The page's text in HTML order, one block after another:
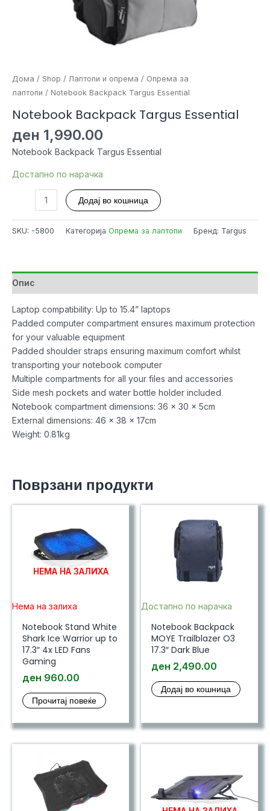
Дома / Shop / Лаптопи и опрема / Опрема за
лаптопи / Notebook Backpack Targus Essential
Notebook Backpack Targus Essential
ден 1,990.00
Notebook Backpack Targus Essential
Достапно по нарачка
Notebook
Backpack
Targus
Додај во кошница
SKU: -5800 Категорија Опрема за лаптопи Бренд: Targus
Опис
Laptop compatibility: Up to 15.4” laptops
Padded computer compartment ensures maximum protection
for your valuable equipment
Padded shoulder straps ensuring maximum comfort whilst
transporting your notebook computer
Multiple compartments for all your files and accessories
Side mesh pockets and water bottle holder included
Notebook compartment dimensions: 36 x 30 x 5cm
External dimensions: 46 x 38 x 17cm
Weight: 0.81kg
Поврзани продукти
НЕМА НА ЗАЛИХА
Нема на залиха
Notebook Stand White
Shark Ice Warrior up to
17.3″ 4x LED Fans
Gaming
ден 960.00
Прочитај повеќе
Достапно по нарачка
Notebook Backpack
MOYE Trailblazer O3
17.3″ Dark Blue
ден 2,490.00
Додај во кошница